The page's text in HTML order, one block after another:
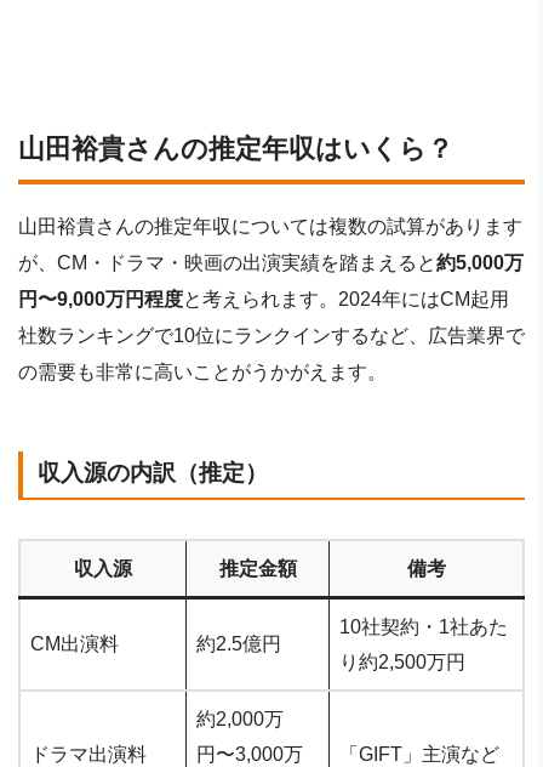
山田裕貴さんの推定年収はいくら？
山田裕貴さんの推定年収については複数の試算があります
が、CM・ドラマ・映画の出演実績を踏まえると約5,000万
円〜9,000万円程度と考えられます。2024年にはCM起用
社数ランキングで10位にランクインするなど、広告業界で
の需要も非常に高いことがうかがえます。
収入源の内訳（推定）
収入源 推定金額 備考
CM出演料 約2.5億円
10社契約・1社あた
り約2,500万円
ドラマ出演料
約2,000万
円〜3,000万
「GIFT」主演など